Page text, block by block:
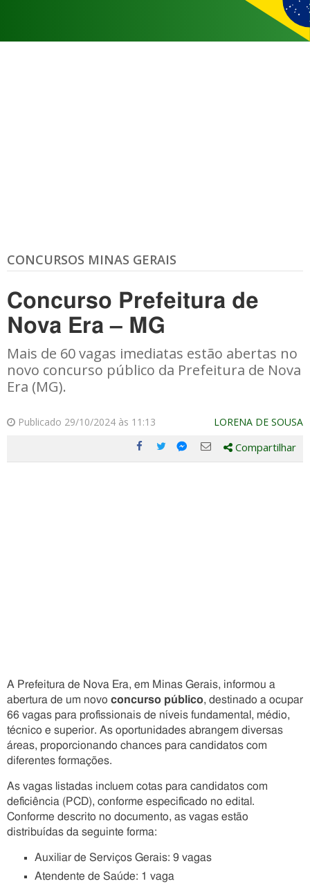
CONCURSOS MINAS GERAIS
Concurso Prefeitura de
Nova Era – MG
Mais de 60 vagas imediatas estão abertas no
novo concurso público da Prefeitura de Nova
Era (MG).
Publicado 29/10/2024 às 11:13 LORENA DE SOUSA
Compartilhe
Compartilhe
Compartilhe
Compartilhe
Compartilhar
A Prefeitura de Nova Era, em Minas Gerais, informou a
abertura de um novo concurso público, destinado a ocupar
66 vagas para profissionais de níveis fundamental, médio,
técnico e superior. As oportunidades abrangem diversas
áreas, proporcionando chances para candidatos com
diferentes formações.
As vagas listadas incluem cotas para candidatos com
deficiência (PCD), conforme especificado no edital.
Conforme descrito no documento, as vagas estão
distribuídas da seguinte forma:
Auxiliar de Serviços Gerais: 9 vagas
Atendente de Saúde: 1 vaga